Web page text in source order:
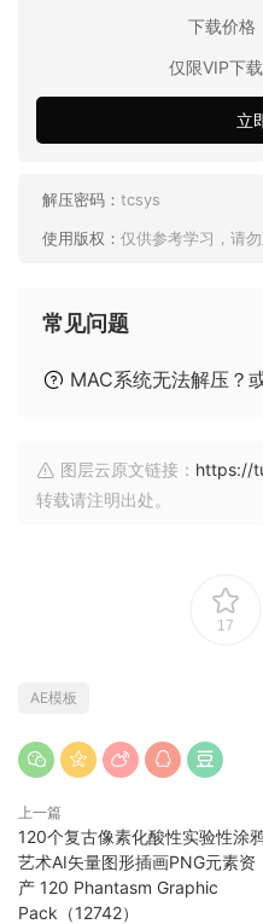
下载价格
仅限VIP下载
立
解压密码： tcsys
使用版权： 仅供参考学习，请
常见问题
MAC系统无法解压？
图层云原文链接： https://
转载请注明出处。
17
AE模板
上一篇
120个复古像素化酸性实验性涂
艺术AI矢量图形插画PNG元素资
产 120 Phantasm Graphic
Pack（12742）